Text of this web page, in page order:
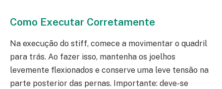
Como Executar Corretamente
Na execução do stiff, comece a movimentar o quadril
para trás. Ao fazer isso, mantenha os joelhos
levemente flexionados e conserve uma leve tensão na
parte posterior das pernas. Importante: deve-se